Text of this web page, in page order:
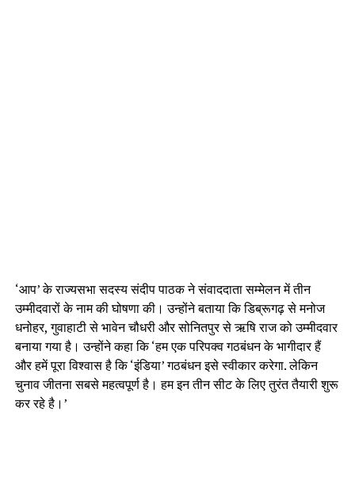
‘आप’ के राज्यसभा सदस्य संदीप पाठक ने संवाददाता सम्मेलन में तीन
उम्मीदवारों के नाम की घोषणा की। उन्होंने बताया कि डिब्रूगढ़ से मनोज
धनोहर, गुवाहाटी से भावेन चौधरी और सोनितपुर से ऋषि राज को उम्मीदवार
बनाया गया है। उन्होंने कहा कि ‘हम एक परिपक्व गठबंधन के भागीदार हैं
और हमें पूरा विश्वास है कि ‘इंडिया’ गठबंधन इसे स्वीकार करेगा. लेकिन
चुनाव जीतना सबसे महत्वपूर्ण है। हम इन तीन सीट के लिए तुरंत तैयारी शुरू
कर रहे है।’